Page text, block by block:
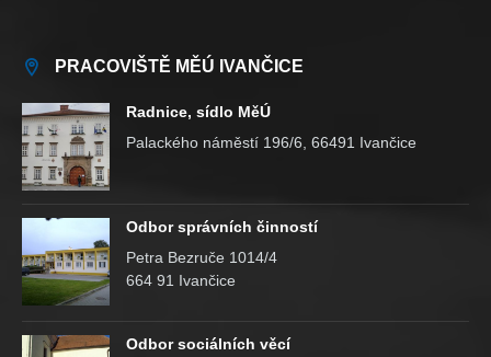
PRACOVIŠTĚ MĚÚ IVANČICE
Radnice, sídlo MěÚ
Palackého náměstí 196/6, 66491 Ivančice
Odbor správních činností
Petra Bezruče 1014/4
664 91 Ivančice
Odbor sociálních věcí